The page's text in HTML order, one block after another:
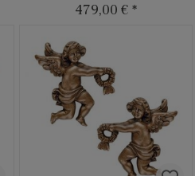
479,00 € *